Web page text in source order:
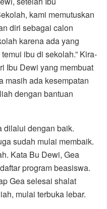
kami memutuskan
diri sebagai calon
karena ada yang
ibu di sekolah.” Kira-
Ibu Dewi yang membuat
masih ada kesempatan
dengan bantuan
dilalui dengan baik.
sudah mulai membaik.
Kata Bu Dewi, Gea
program beasiswa.
Gea selesai shalat
mulai terbuka lebar.